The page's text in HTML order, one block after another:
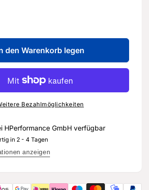
den Warenkorb legen
Bezahlmöglichkeiten
HPerformance GmbH verfügbar
in 2 - 4 Tagen
anzeigen